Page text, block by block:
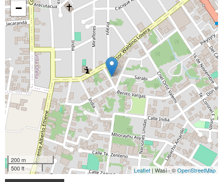
−
200 m
500 ft
Leaflet | Wasi - ©OpenStreetMap